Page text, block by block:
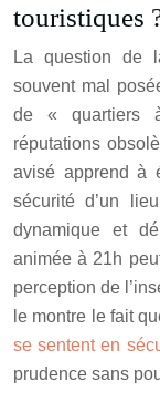
touristiques
La question de
souvent mal
de « quartiers
réputations
avisé apprend à
sécurité d’un
dynamique et
animée à 21h
perception de
le montre le fait
se sentent en
prudence sans